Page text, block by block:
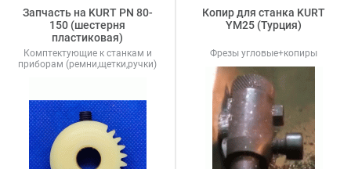
Запчасть на KURT PN 80-
150 (шестерня
пластиковая)
Комптектующие к станкам и
приборам (ремни,щетки,ручки)
Копир для станка KURT
YM25 (Турция)
Фрезы угловые+копиры